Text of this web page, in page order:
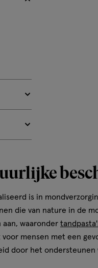
is in
die van nature in de
waaronder
mensen met een
door het